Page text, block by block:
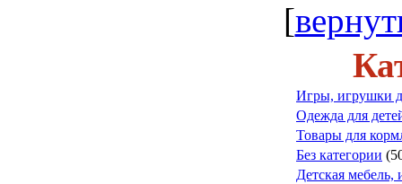
[
Игры, игрушки
Одежда для
Товары для
Без категории
Детская мебель,